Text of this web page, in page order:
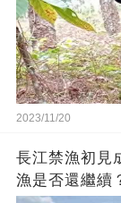
2023/11/20
長江禁漁初見
漁是否還繼續